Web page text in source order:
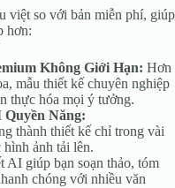
việt so với bản miễn phí, giúp
hơn:
Không Giới Hạn: Hơn
mẫu thiết kế chuyên nghiệp
thực hóa mọi ý tưởng.
Năng:
thành thiết kế chỉ trong vài
hình ảnh tải lên.
AI giúp bạn soạn thảo, tóm
chóng với nhiều văn